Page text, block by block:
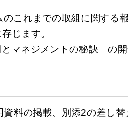
これまでの取組に関する
じます。
マネジメントの秘訣」の開
料の掲載、別添2の差し替